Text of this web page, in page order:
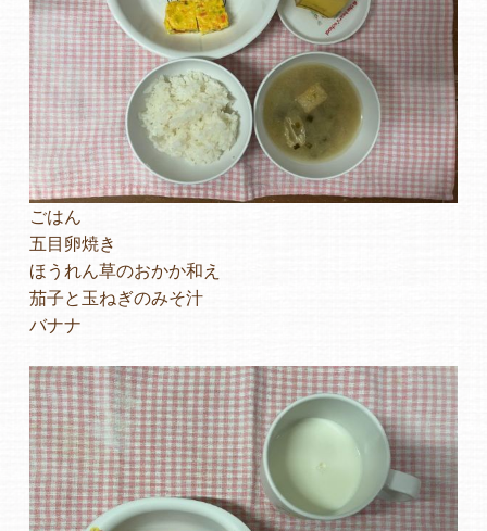
入園・見学の問い合わせ
在園児保護者の方へ
ヒーローズ保育園
ヒーローズきっず園田
ヒーローズにしのみや保育園
ごはん
五目卵焼き
ほうれん草のおかか和え
茄子と玉ねぎのみそ汁
バナナ